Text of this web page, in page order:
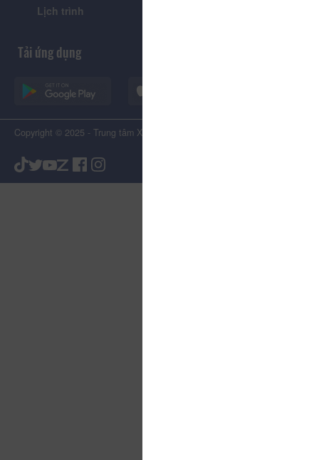
Lịch trình
Tải ứng dụng
Copyright © 2025 - Trung tâm Xúc tiến Du lịch Tỉnh Lâm Đồng